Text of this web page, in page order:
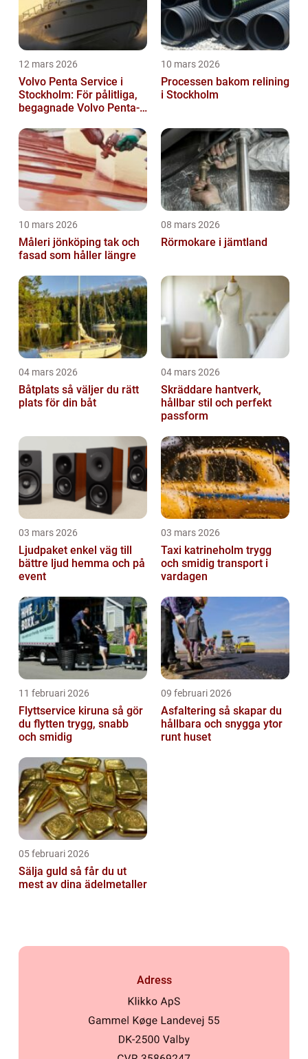
12 mars 2026
Volvo Penta Service i
Stockholm: För pålitliga,
begagnade Volvo Penta-
10 mars 2026
Processen bakom relining
i Stockholm
10 mars 2026
Måleri jönköping tak och
fasad som håller längre
08 mars 2026
Rörmokare i jämtland
04 mars 2026
Båtplats så väljer du rätt
plats för din båt
04 mars 2026
Skräddare hantverk,
hållbar stil och perfekt
passform
03 mars 2026
Ljudpaket enkel väg till
bättre ljud hemma och på
event
03 mars 2026
Taxi katrineholm trygg
och smidig transport i
vardagen
11 februari 2026
Flyttservice kiruna så gör
du flytten trygg, snabb
och smidig
09 februari 2026
Asfaltering så skapar du
hållbara och snygga ytor
runt huset
05 februari 2026
Sälja guld så får du ut
mest av dina ädelmetaller
Adress